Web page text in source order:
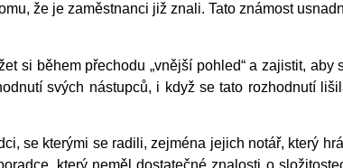
že je zaměstnanci již znali. Tato známost
si během přechodu „vnější pohled“ a zajistit,
svých nástupců, i když se tato rozhodnutí
se kterými se radili, zejména jejich notář, který